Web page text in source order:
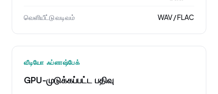
வெளியீட்டு வடிவம் WAV / FLAC
வீடியோ ஃப்ளாஷ்பேக்
GPU-முடுக்கப்பட்ட பதிவு